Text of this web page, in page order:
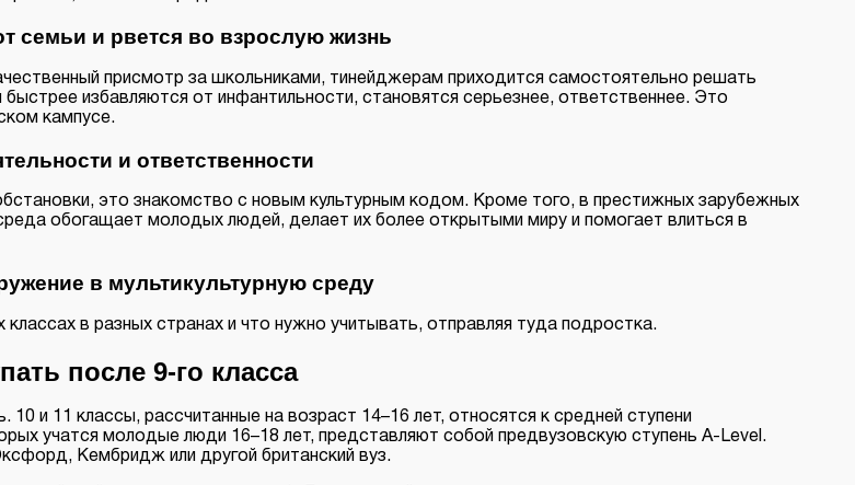
семьи и рвется во взрослую жизнь
присмотр за школьниками, тинейджерам приходится самостоятельно решать
избавляются от инфантильности, становятся серьезнее, ответственнее. Это
кампусе.
и ответственности
это знакомство с новым культурным кодом. Кроме того, в престижных зарубежных
обогащает молодых людей, делает их более открытыми миру и помогает влиться в
в мультикультурную среду
в разных странах и что нужно учитывать, отправляя туда подростка.
после 9-го класса
и 11 классы, рассчитанные на возраст 14–16 лет, относятся к средней ступени
учатся молодые люди 16–18 лет, представляют собой предвузовскую ступень A-Level.
Кембридж или другой британский вуз.